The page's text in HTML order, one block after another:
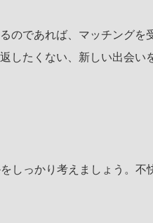
のであれば、マッチングを
したくない、新しい出会い
しっかり考えましょう。不